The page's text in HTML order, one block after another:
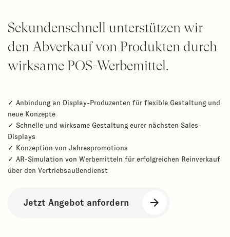
Sekundenschnell unterstützen wir
den Abverkauf von Produkten durch
wirksame POS-Werbemittel.
✓ Anbindung an Display-Produzenten für flexible Gestaltung und
neue Konzepte
✓ Schnelle und wirksame Gestaltung eurer nächsten Sales-
Displays
✓ Konzeption von Jahrespromotions
✓ AR-Simulation von Werbemitteln für erfolgreichen Reinverkauf
über den Vertriebsaußendienst
Jetzt Angebot anfordern